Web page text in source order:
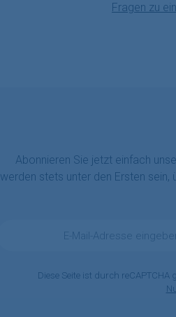
Fragen zu
Abonnieren Sie jetzt einfach
werden stets unter den Ersten
Diese Seite ist durch